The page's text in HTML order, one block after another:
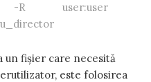
user:user
un fișier care necesită
este folosirea